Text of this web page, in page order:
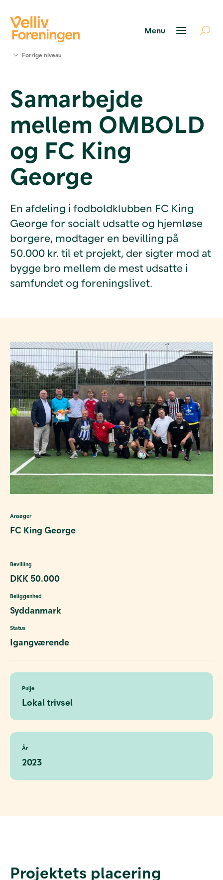
Værktøjer
og viden
Foreningen
os
Forrige niveau
Samarbejde
mellem OMBOLD
og FC King
George
En afdeling i fodboldklubben FC King
George for socialt udsatte og hjemløse
borgere, modtager en bevilling på
50.000 kr. til et projekt, der sigter mod at
bygge bro mellem de mest udsatte i
samfundet og foreningslivet.
Ansøger
FC King George
Bevilling
DKK 50.000
Beliggenhed
Syddanmark
Status
Igangværende
Pulje
Lokal trivsel
År
2023
Projektets placering